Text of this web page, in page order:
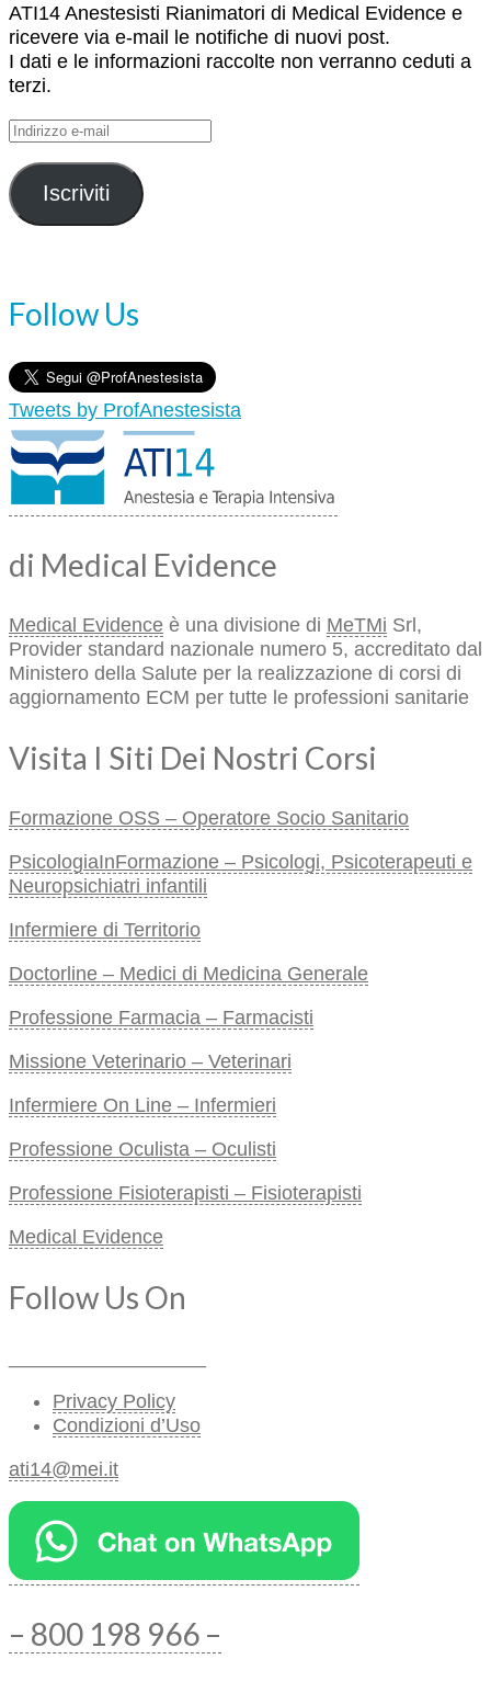
ATI14 Anestesisti Rianimatori di Medical Evidence e
ricevere via e-mail le notifiche di nuovi post.
I dati e le informazioni raccolte non verranno ceduti a
terzi.
Indirizzo
mail
Iscriviti
Follow Us
Tweets by ProfAnestesista
di Medical Evidence
Medical Evidence è una divisione di MeTMi Srl,
Provider standard nazionale numero 5, accreditato dal
Ministero della Salute per la realizzazione di corsi di
aggiornamento ECM per tutte le professioni sanitarie
Visita I Siti Dei Nostri Corsi
Formazione OSS – Operatore Socio Sanitario
PsicologiaInFormazione – Psicologi, Psicoterapeuti e
Neuropsichiatri infantili
Infermiere di Territorio
Doctorline – Medici di Medicina Generale
Professione Farmacia – Farmacisti
Missione Veterinario – Veterinari
Infermiere On Line – Infermieri
Professione Oculista – Oculisti
Professione Fisioterapisti – Fisioterapisti
Medical Evidence
Follow Us On
Privacy Policy
Condizioni d’Uso
ati14@mei.it
– 800 198 966 –